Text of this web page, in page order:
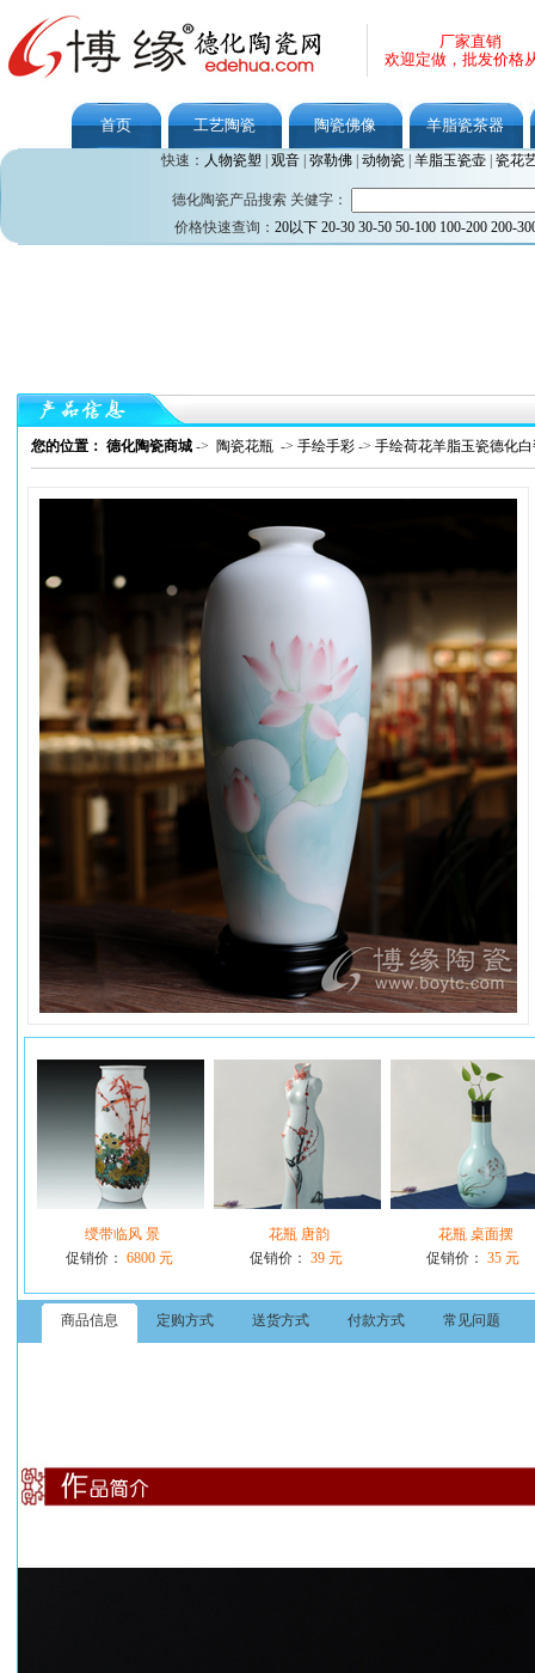
厂家直销
欢迎定做，批发价格
首页 工艺陶瓷 陶瓷佛像 羊脂瓷茶器
快速： 人物瓷塑 观音| 弥勒佛| 动物瓷| 羊脂玉瓷壶| 瓷花
德化陶瓷产品搜索 关健字：
价格快速查询： 20以下 20-30 30-50 50-100 100-200 200-
您的位置： 德化陶瓷商城 -> 陶瓷花瓶 -> 手绘手彩 -> 手绘荷花羊脂玉瓷德化
绶带临风 景
促销价： 6800 元
花瓶 唐韵
促销价： 39 元
花瓶 桌面摆
促销价： 35 元
商品信息 定购方式 送货方式 付款方式 常见问题